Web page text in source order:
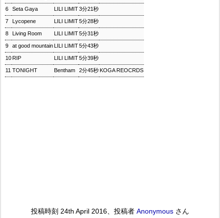
6 Seta Gaya LILI LIMIT3分21秒
7 Lycopene LILI LIMIT5分28秒
8 Living Room LILI LIMIT5分31秒
9 at good mountainLILI LIMIT5分43秒
10RIP LILI LIMIT5分39秒
11 TONIGHT Bentham 2分45秒KOGA REOCRDS
投稿時刻 24th April 2016 、投稿者 Anonymous さん